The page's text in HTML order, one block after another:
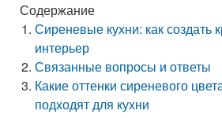
Содержание
Сиреневые кухни: как создать
интерьер
Связанные вопросы и ответы
Какие оттенки сиреневого
подходят для кухни